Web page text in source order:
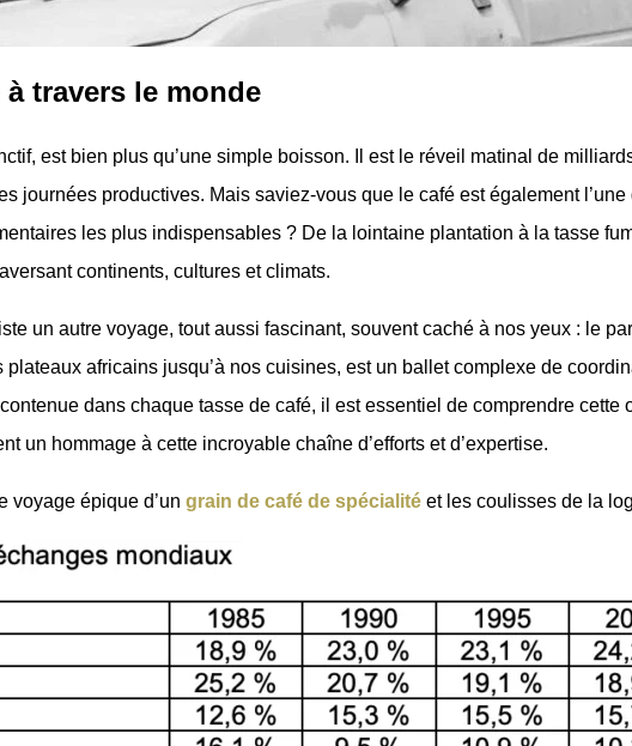
travers le monde
est bien plus qu’une simple boisson. Il est le réveil matinal de
journées productives. Mais saviez-vous que le café est également
les plus indispensables ? De la lointaine plantation à la tasse
continents, cultures et climats.
un autre voyage, tout aussi fascinant, souvent caché à nos yeux : le
africains jusqu’à nos cuisines, est un ballet complexe de
dans chaque tasse de café, il est essentiel de comprendre cette
un hommage à cette incroyable chaîne d’efforts et d’expertise.
voyage épique d’un grain de café de spécialité et les coulisses de la